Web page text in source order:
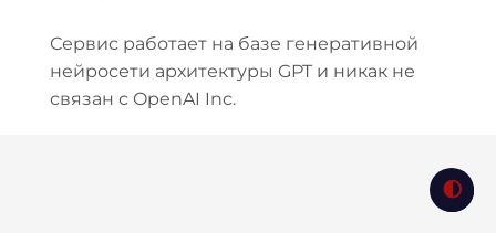
Сервис работает на базе генеративной
нейросети архитектуры GPT и никак не
связан с OpenAI Inc.